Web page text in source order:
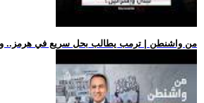
.. من واشنطن | ترمب يطالب بحل سريع في هرمز..